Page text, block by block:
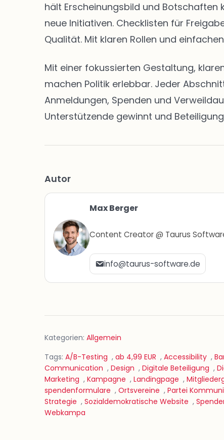
hält Erscheinungsbild und Botschaften
neue Initiativen. Checklisten für
Qualität. Mit klaren Rollen und
Mit einer fokussierten Gestaltung,
machen Politik erlebbar. Jeder
Anmeldungen, Spenden und
Unterstützende gewinnt und
Autor
Max Berger
Content Creator @ Taurus
info@taurus-software.de
Kategorien: Allgemein
Tags: A/B-Testing , ab 4,99 EUR , Accessibility ,
Communication , Design , Digitale Beteiligung ,
Marketing , Kampagne , Landingpage ,
spendenformulare , Ortsvereine , Partei
Strategie , Sozialdemokratische Website ,
Webkampa